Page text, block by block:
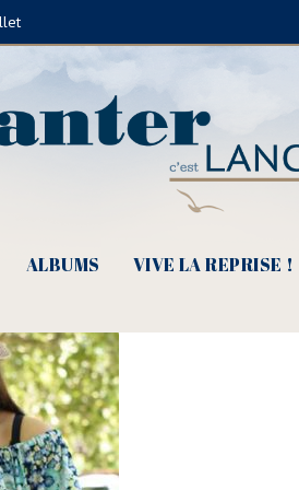
ALBUMS VIVE LA REPRISE !
(© Michel Gallas)